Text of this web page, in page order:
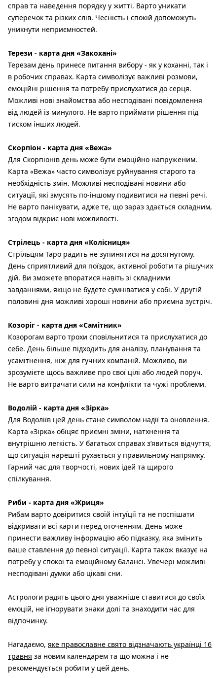
справ та наведення порядку у житті. Варто уникати
суперечок та різких слів. Чесність і спокій допоможуть
уникнути неприємностей.
Терези - карта дня «Закохані»
Терезам день принесе питання вибору - як у коханні, так і
в робочих справах. Карта символізує важливі розмови,
емоційні рішення та потребу прислухатися до серця.
Можливі нові знайомства або несподівані повідомлення
від людей із минулого. Не варто приймати рішення під
тиском інших людей.
Скорпіон - карта дня «Вежа»
Для Скорпіонів день може бути емоційно напруженим.
Карта «Вежа» часто символізує руйнування старого та
необхідність змін. Можливі несподівані новини або
ситуації, які змусять по-іншому подивитися на певні речі.
Не варто панікувати, адже те, що зараз здається складним,
згодом відкриє нові можливості.
Стрілець - карта дня «Колісниця»
Стрільцям Таро радить не зупинятися на досягнутому.
День сприятливий для поїздок, активної роботи та рішучих
дій. Ви зможете впоратися навіть зі складними
завданнями, якщо не будете сумніватися у собі. У другій
половині дня можливі хороші новини або приємна зустріч.
Козоріг - карта дня «Самітник»
Козорогам варто трохи сповільнитися та прислухатися до
себе. День більше підходить для аналізу, планування та
усамітнення, ніж для гучних компаній. Можливо, ви
зрозумієте щось важливе про свої цілі або людей поруч.
Не варто витрачати сили на конфлікти та чужі проблеми.
Водолій - карта дня «Зірка»
Для Водоліїв цей день стане символом надії та оновлення.
Карта «Зірка» обіцяє приємні зміни, натхнення та
внутрішню легкість. У багатьох справах з’явиться відчуття,
що ситуація нарешті рухається у правильному напрямку.
Гарний час для творчості, нових ідей та щирого
спілкування.
Риби - карта дня «Жриця»
Рибам варто довіритися своїй інтуїції та не поспішати
відкривати всі карти перед оточенням. День може
принести важливу інформацію або підказку, яка змінить
ваше ставлення до певної ситуації. Карта також вказує на
потребу у спокої та емоційному балансі. Увечері можливі
несподівані думки або цікаві сни.
Астрологи радять цього дня уважніше ставитися до своїх
емоцій, не ігнорувати знаки долі та знаходити час для
відпочинку.
Нагадаємо, яке православне свято відзначають українці 16
травня за новим календарем та що можна і не
рекомендується робити у цей день.